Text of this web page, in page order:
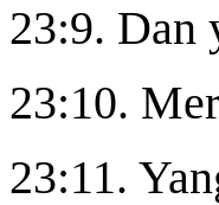
23:9. Dan
23:10.
23:11.